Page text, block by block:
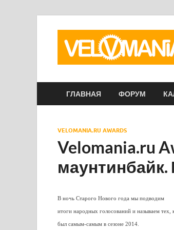
ГЛАВНАЯ ФОРУМ
VELOMANIA.RU AWARDS
Velomania.ru
В ночь Старого Нового года мы подводим
итоги народных голосований и называем
был самым-самым в сезоне 2014.